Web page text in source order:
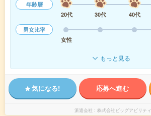
年齢層
20代
30代 40代
男女比率
女性
もっと見る
気になる! 応募へ進む
派遣会社 株式会社ビッグアビリティ